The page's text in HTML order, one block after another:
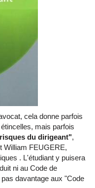
cela donne parfois
mais parfois
du dirigeant",
William FEUGERE,
. L'étudiant y puisera
ni au Code de
davantage aux "Code